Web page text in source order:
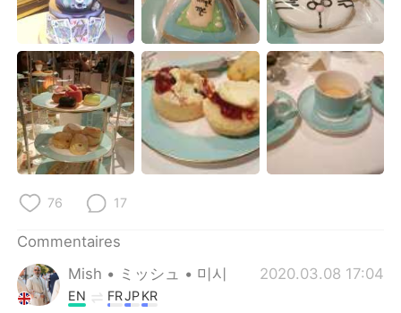
76 17
Commentaires
Mish • ミッシュ • 미시
2020.03.08 17:04
EN FRJPKR